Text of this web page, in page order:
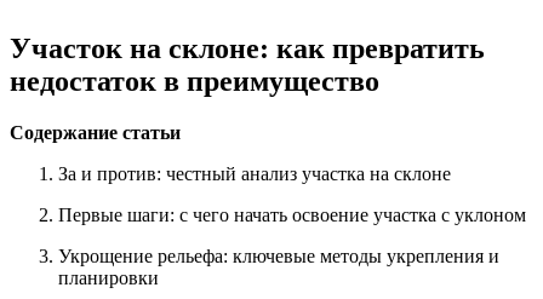
Участок на склоне: как превратить
недостаток в преимущество
Содержание статьи
За и против: честный анализ участка на склоне
Первые шаги: с чего начать освоение участка с уклоном
Укрощение рельефа: ключевые методы укрепления и
планировки